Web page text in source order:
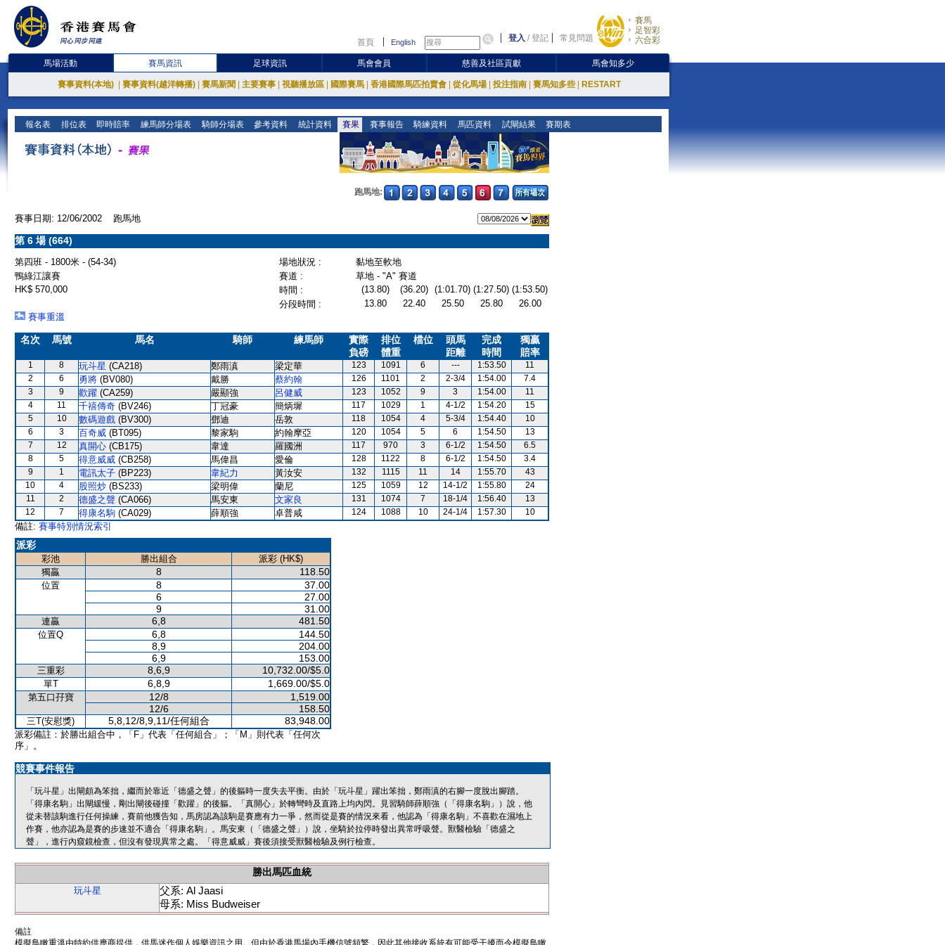
首頁 English 登入 /登記 常見問題
賽馬
足智彩
六合彩
馬場活動 賽馬資訊 足球資訊 馬會會員 慈善及社區貢獻 馬會知多少
賽事資料(本地) 賽事資料(越洋轉播) 賽馬新聞 主要賽事 視聽播放區 國際賽馬 香港國際馬匹拍賣會 從化馬場 投注指南 賽馬知多些 RESTART
報名表 排位表 即時賠率 練馬師分場表 騎師分場表 參考資料 統計資料 賽果 賽事報告 騎練資料 馬匹資料 試閘結果 賽期表
跑馬地:
賽事日期: 12/06/2002 跑馬地
第 6 場 (664)
第四班 - 1800米 - (54-34) 場地狀況 :
黏地至軟地
鴨綠江讓賽
賽道 :
草地 - "A" 賽道
HK$ 570,000
時間 : (13.80) (36.20) (1:01.70) (1:27.50) (1:53.50)
分段時間 :
13.80 22.40 25.50 25.80
26.00
賽事重溫
名次 馬號 馬名 騎師 練馬師
實際
負磅
排位
體重
檔位
頭馬
距離
完成
時間
獨贏
賠率
1 8 玩斗星 (CA218) 鄭雨滇 梁定華 123 1091 6 --- 1:53.50
11
2
6 勇將 (BV080) 戴勝 蔡約翰 126 1101 2 2-3/4 1:54.00
7.4
3
9 歡躍 (CA259) 嚴顯強 呂健威 123 1052 9 3 1:54.00
11
4
11 千禧傳奇 (BV246) 丁冠豪 簡炳墀 117 1029 1 4-1/2 1:54.20
15
5
10 數碼遊戲 (BV300) 鄧迪 岳敦 118 1054 4 5-3/4 1:54.40
10
6
3 百奇威 (BT095) 黎家駒 約翰摩亞 120 1054 5 6 1:54.50
13
7
12 真開心 (CB175) 韋達 羅國洲 117 970 3 6-1/2 1:54.50
6.5
8
5 得意威威 (CB258) 馬偉昌 愛倫 128 1122 8 6-1/2 1:54.50
3.4
9
1 電訊太子 (BP223) 韋紀力 黃汝安 132 1115 11 14 1:55.70
43
10
4 股照炒 (BS233) 梁明偉 蘭尼 125 1059 12 14-1/2 1:55.80
24
11
2 德盛之聲 (CA066) 馬安東 文家良 131 1074 7 18-1/4 1:56.40
13
12
7 得康名駒 (CA029) 薛順強 卓普咸 124 1088 10 24-1/4 1:57.30 10
備註: 賽事特別情況索引
派彩
彩池 勝出組合
派彩 (HK$)
獨贏
8 118.50
位置 8
37.00
6
27.00
9
31.00
連贏 6,8 481.50
位置Q 6,8
144.50
8,9
204.00
6,9
153.00
三重彩 8,6,9 10,732.00/$5.0
單T 6,8,9 1,669.00/$5.0
第五口孖寶 12/8
1,519.00
12/6
158.50
三T(安慰獎) 5,8,12/8,9,11/任何組合 83,948.00
派彩備註：於勝出組合中，「F」代表「任何組合」；「M」則代表「任何次
序」。
競賽事件報告
「玩斗星」出閘頗為笨拙，繼而於靠近「德盛之聲」的後軀時一度失去平衡。由於「玩斗星」躍出笨拙，鄭雨滇的右腳一度脫出腳踏。
「得康名駒」出閘緩慢，剛出閘後碰撞「歡躍」的後軀。「真開心」於轉彎時及直路上均內閃。見習騎師薛順強（「得康名駒」）說，他
從未替該駒進行任何操練，賽前他獲告知，馬房認為該駒是賽應有力一爭，然而從是賽的情況來看，他認為「得康名駒」不喜歡在濕地上
作賽，他亦認為是賽的步速並不適合「得康名駒」。馬安東（「德盛之聲」）說，坐騎於拉停時發出異常呼吸聲。獸醫檢驗「德盛之
聲」，進行內窺鏡檢查，但沒有發現異常之處。「得意威威」賽後須接受獸醫檢驗及例行檢查。
勝出馬匹血統
玩斗星
父系: Al Jaasi
母系: Miss Budweiser
備註
模擬鳥瞰重溫由特約供應商提供，供馬迷作個人娛樂資訊之用。但由於香港馬場內手機信號頻繁，因此其他接收系統有可能受干擾而令模擬鳥瞰